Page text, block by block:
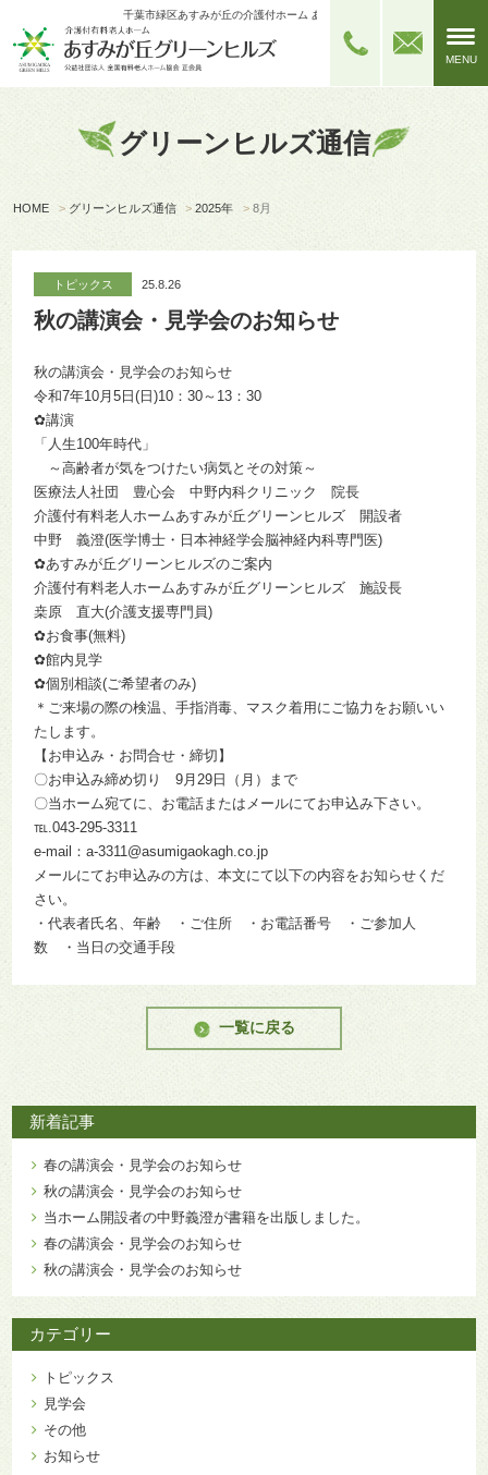
千葉市緑区あすみが丘の介護付ホーム あすみが丘グリーンヒルズ
MENU
グリーンヒルズ通信
HOME > グリーンヒルズ通信 >2025年 > 8月
トピックス 25.8.26
秋の講演会・見学会のお知らせ
秋の講演会・見学会のお知らせ
令和7年10月5日(日)10：30～13：30
✿講演
「人生100年時代」
～高齢者が気をつけたい病気とその対策～
医療法人社団 豊心会 中野内科クリニック 院長
介護付有料老人ホームあすみが丘グリーンヒルズ 開設者
中野 義澄(医学博士・日本神経学会脳神経内科専門医)
✿あすみが丘グリーンヒルズのご案内
介護付有料老人ホームあすみが丘グリーンヒルズ 施設長
桒原 直大(介護支援専門員)
✿お食事(無料)
✿館内見学
✿個別相談(ご希望者のみ)
＊ご来場の際の検温、手指消毒、マスク着用にご協力をお願いい
たします。
【お申込み・お問合せ・締切】
〇お申込み締め切り 9月29日（月）まで
〇当ホーム宛てに、お電話またはメールにてお申込み下さい。
℡.043-295-3311
e-mail：a-3311@asumigaokagh.co.jp
メールにてお申込みの方は、本文にて以下の内容をお知らせくだ
さい。
・代表者氏名、年齢 ・ご住所 ・お電話番号 ・ご参加人
数 ・当日の交通手段
一覧に戻る
新着記事
春の講演会・見学会のお知らせ
秋の講演会・見学会のお知らせ
当ホーム開設者の中野義澄が書籍を出版しました。
春の講演会・見学会のお知らせ
秋の講演会・見学会のお知らせ
カテゴリー
トピックス
見学会
その他
お知らせ